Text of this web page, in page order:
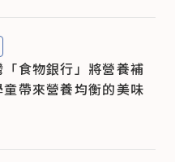
食物銀行」將營養補
帶來營養均衡的美味